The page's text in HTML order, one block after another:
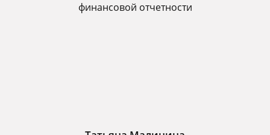
финансовой отчетности